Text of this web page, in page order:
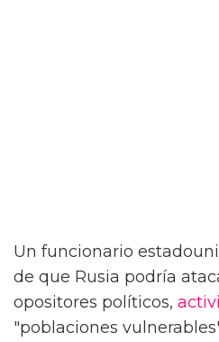
Un funcionario
de que Rusia podría
opositores políticos,
"poblaciones